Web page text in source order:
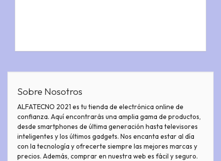
Sobre Nosotros
ALFATECNO 2021 es tu tienda de electrónica online de
confianza. Aquí encontrarás una amplia gama de productos,
desde smartphones de última generación hasta televisores
inteligentes y los últimos gadgets. Nos encanta estar al día
con la tecnología y ofrecerte siempre las mejores marcas y
precios. Además, comprar en nuestra web es fácil y seguro.